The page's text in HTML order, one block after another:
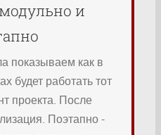
и
показываем как в
будет работать тот
проекта. После
Поэтапно -
варианты у
этапы,
карту проекта;
этапов, обучение
сотрудников.